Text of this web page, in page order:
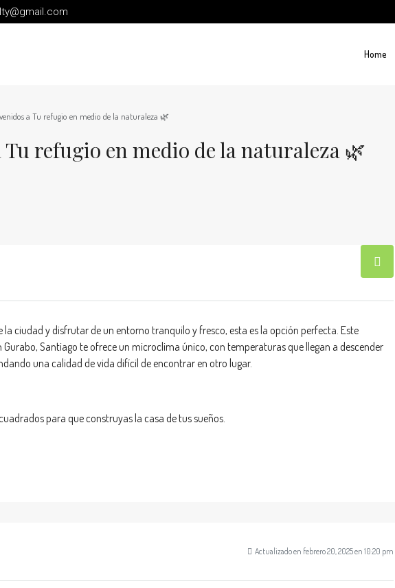
Home
a Tu refugio en medio de la naturaleza 🌿
Tu refugio en medio de la naturaleza 🌿
la ciudad y disfrutar de un entorno tranquilo y fresco, esta es la opción perfecta. Este
Gurabo, Santiago te ofrece un microclima único, con temperaturas que llegan a descender
una calidad de vida difícil de encontrar en otro lugar.
para que construyas la casa de tus sueños.
Actualizado en febrero 20, 2025 en 10:20 pm